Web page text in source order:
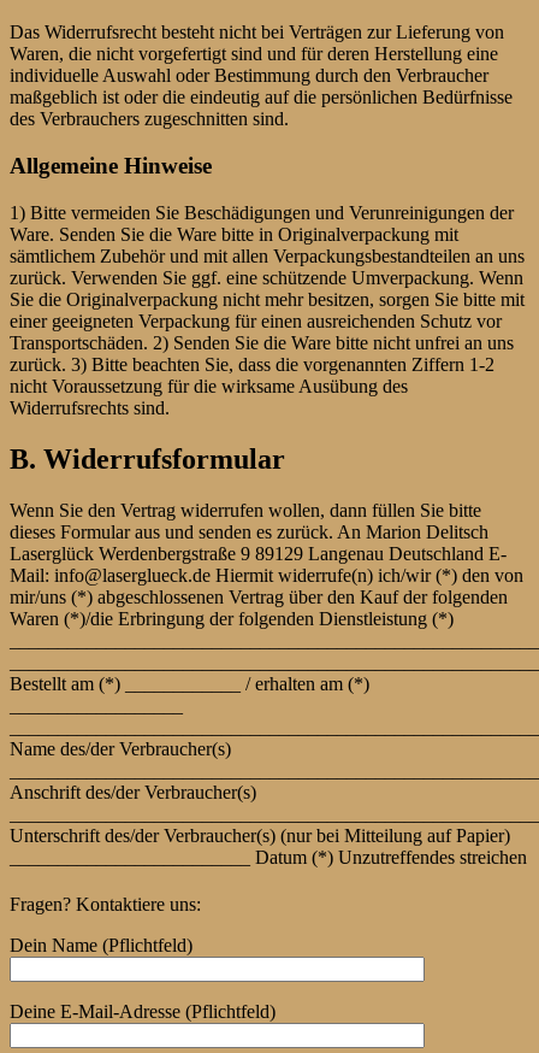
Das Widerrufsrecht besteht nicht bei Verträgen zur Lieferung von
Waren, die nicht vorgefertigt sind und für deren Herstellung eine
individuelle Auswahl oder Bestimmung durch den Verbraucher
maßgeblich ist oder die eindeutig auf die persönlichen Bedürfnisse
des Verbrauchers zugeschnitten sind.
Allgemeine Hinweise
1) Bitte vermeiden Sie Beschädigungen und Verunreinigungen der
Ware. Senden Sie die Ware bitte in Originalverpackung mit
sämtlichem Zubehör und mit allen Verpackungsbestandteilen an uns
zurück. Verwenden Sie ggf. eine schützende Umverpackung. Wenn
Sie die Originalverpackung nicht mehr besitzen, sorgen Sie bitte mit
einer geeigneten Verpackung für einen ausreichenden Schutz vor
Transportschäden. 2) Senden Sie die Ware bitte nicht unfrei an uns
zurück. 3) Bitte beachten Sie, dass die vorgenannten Ziffern 1-2
nicht Voraussetzung für die wirksame Ausübung des
Widerrufsrechts sind.
B. Widerrufsformular
Wenn Sie den Vertrag widerrufen wollen, dann füllen Sie bitte
dieses Formular aus und senden es zurück. An Marion Delitsch
Laserglück Werdenbergstraße 9 89129 Langenau Deutschland E-
Mail: info@laserglueck.de Hiermit widerrufe(n) ich/wir (*) den von
mir/uns (*) abgeschlossenen Vertrag über den Kauf der folgenden
Waren (*)/die Erbringung der folgenden Dienstleistung (*)
Bestellt am (*) ____________ / erhalten am (*)
Name des/der Verbraucher(s)
Anschrift des/der Verbraucher(s)
Unterschrift des/der Verbraucher(s) (nur bei Mitteilung auf Papier)
_________________________ Datum (*) Unzutreffendes streichen
Fragen? Kontaktiere uns:
Dein Name (Pflichtfeld)
Deine E-Mail-Adresse (Pflichtfeld)